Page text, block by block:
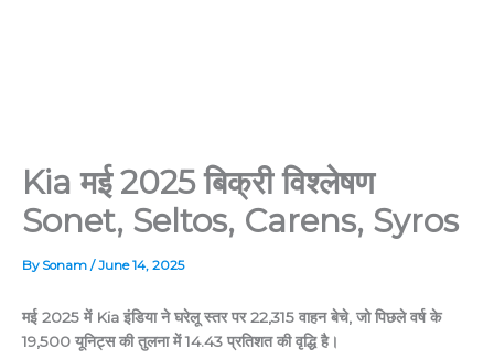
Kia मई 2025 बिक्री विश्लेषण
Sonet, Seltos, Carens, Syros
By Sonam /June 14, 2025
मई 2025 में Kia इंडिया ने घरेलू स्तर पर 22,315 वाहन बेचे, जो पिछले वर्ष के
19,500 यूनिट्स की तुलना में 14.43 प्रतिशत की वृद्धि है।